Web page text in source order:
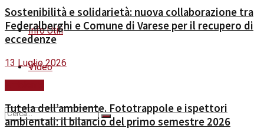
Info Utili
Video
Sostenibilità e solidarietà: nuova collaborazione tra
Federalberghi e Comune di Varese per il recupero di
eccedenze
13 Luglio 2026
Tutela dell’ambiente. Fototrappole e ispettori
ambientali: il bilancio del primo semestre 2026